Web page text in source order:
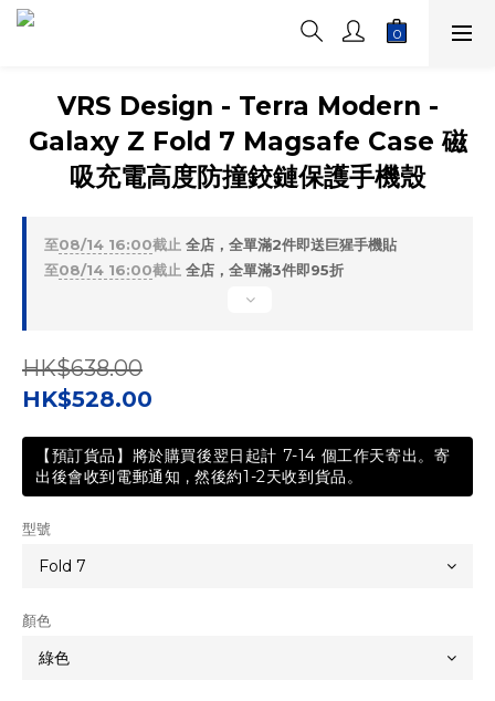
VRS Design - Terra Modern -
Galaxy Z Fold 7 Magsafe Case 磁
吸充電高度防撞鉸鏈保護手機殼
至08/14 16:00截止 全店，全單滿2件即送巨猩手機貼
至08/14 16:00截止 全店，全單滿3件即95折
HK$638.00
HK$528.00
【預訂貨品】將於購買後翌日起計 7-14 個工作天寄出。寄
出後會收到電郵通知 , 然後約1-2天收到貨品。
型號
顏色